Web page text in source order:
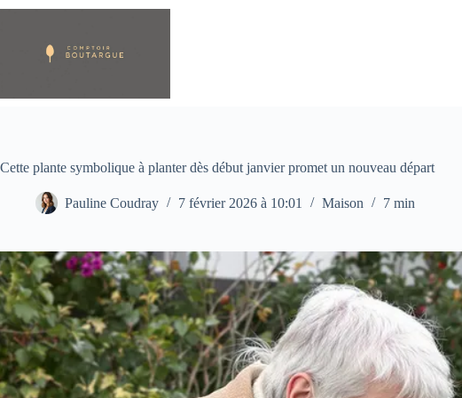
Passer
Cette plante symbolique à planter dès début janvier promet un nouveau départ
Pauline Coudray 7 février 2026 à 10:01 Maison 7 min